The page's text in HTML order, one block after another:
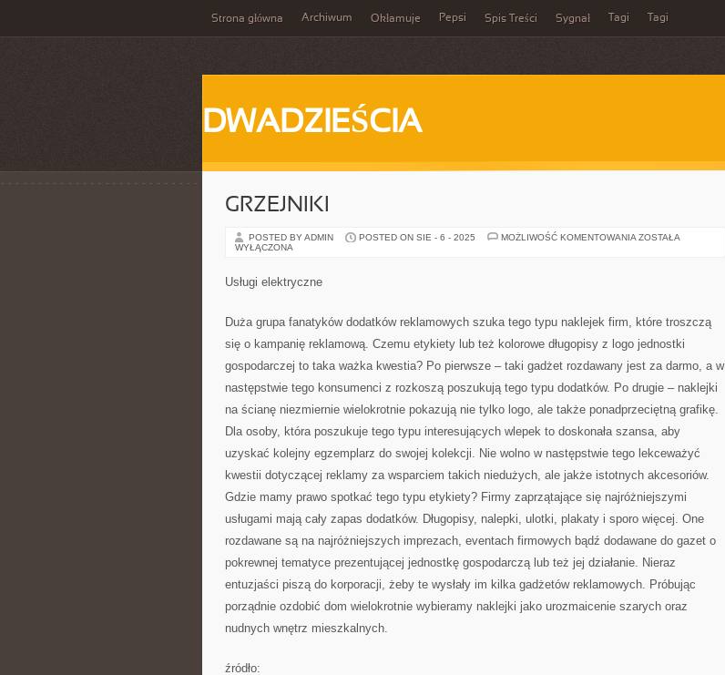
Strona główna Archiwum Okłamuje Pepsi Spis Treści Sygnał Tagi Tagi
DWADZIEŚCIA
GRZEJNIKI
POSTED BY ADMIN POSTED ON SIE - 6 - 2025 MOŻLIWOŚĆ KOMENTOWANIA GRZEJNIKI
ZOSTAŁA
WYŁĄCZONA
Usługi elektryczne
Duża grupa fanatyków dodatków reklamowych szuka tego typu naklejek firm, które troszczą
się o kampanię reklamową. Czemu etykiety lub też kolorowe długopisy z logo jednostki
gospodarczej to taka ważka kwestia? Po pierwsze – taki gadżet rozdawany jest za darmo, a w
następstwie tego konsumenci z rozkoszą poszukują tego typu dodatków. Po drugie – naklejki
na ścianę niezmiernie wielokrotnie pokazują nie tylko logo, ale także ponadprzeciętną grafikę.
Dla osoby, która poszukuje tego typu interesujących wlepek to doskonała szansa, aby
uzyskać kolejny egzemplarz do swojej kolekcji. Nie wolno w następstwie tego lekceważyć
kwestii dotyczącej reklamy za wsparciem takich niedużych, ale jakże istotnych akcesoriów.
Gdzie mamy prawo spotkać tego typu etykiety? Firmy zaprzątające się najróżniejszymi
usługami mają cały zapas dodatków. Długopisy, nalepki, ulotki, plakaty i sporo więcej. One
rozdawane są na najróżniejszych imprezach, eventach firmowych bądź dodawane do gazet o
pokrewnej tematyce prezentującej jednostkę gospodarczą lub też jej działanie. Nieraz
entuzjaści piszą do korporacji, żeby te wysłały im kilka gadżetów reklamowych. Próbując
porządnie ozdobić dom wielokrotnie wybieramy naklejki jako urozmaicenie szarych oraz
nudnych wnętrz mieszkalnych.
źródło: